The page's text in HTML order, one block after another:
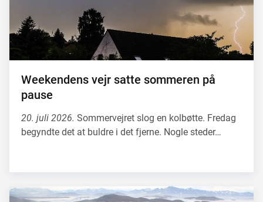
Weekendens vejr satte sommeren på
pause
20. juli 2026. Sommervejret slog en kolbøtte. Fredag
begyndte det at buldre i det fjerne. Nogle steder…